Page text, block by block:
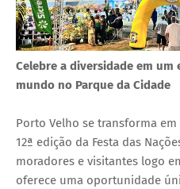
Celebre a diversidade em
mundo no Parque da Cidade
Porto Velho se transforma
12ª edição da Festa das
moradores e visitantes logo
oferece uma oportunidade